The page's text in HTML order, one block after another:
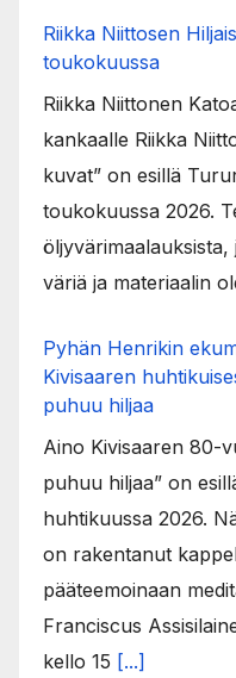
Riikka Niittosen
toukokuussa
Riikka Niittonen
kankaalle Riikka
kuvat” on esillä
toukokuussa 2026.
väriä ja materiaalin
Pyhän Henrikin
Kivisaaren
puhuu hiljaa
Aino Kivisaaren 80-
puhuu hiljaa” on
huhtikuussa 2026.
on rakentanut
pääteemoinaan
Franciscus
kello 15 [...]